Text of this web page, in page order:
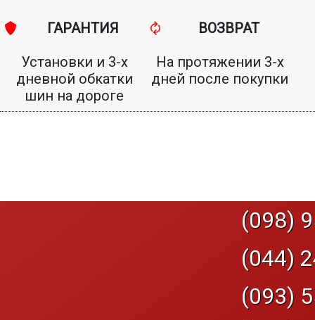
ГАРАНТИЯ
Установки и 3-х
дневной обкатки
шин на дороге
ВОЗВРАТ
На протяжении 3-х
дней после покупки
(098)
(044)
(093)